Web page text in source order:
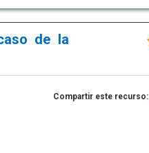
de la
Compartir este recurso: